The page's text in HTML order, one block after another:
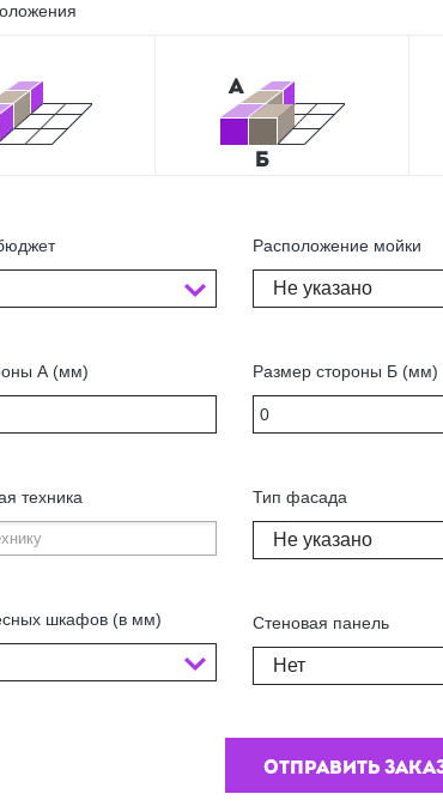
А (мм)
техника
шкафов (в мм)
Расположение мойки
Не указано
Размер стороны Б (мм)
Тип фасада
Не указано
Стеновая панель
Нет